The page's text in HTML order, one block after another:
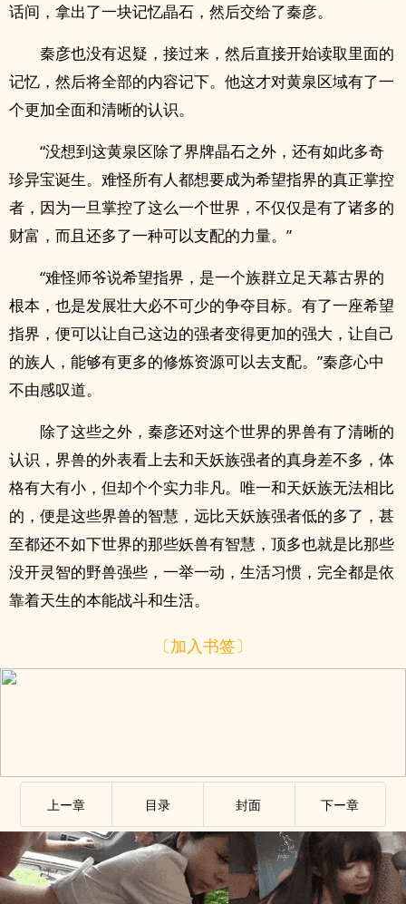
话间，拿出了一块记忆晶石，然后交给了秦彦。
秦彦也没有迟疑，接过来，然后直接开始读取里面的
记忆，然后将全部的内容记下。他这才对黄泉区域有了一
个更加全面和清晰的认识。
“没想到这黄泉区除了界牌晶石之外，还有如此多奇
珍异宝诞生。难怪所有人都想要成为希望指界的真正掌控
者，因为一旦掌控了这么一个世界，不仅仅是有了诸多的
财富，而且还多了一种可以支配的力量。”
“难怪师爷说希望指界，是一个族群立足天幕古界的
根本，也是发展壮大必不可少的争夺目标。有了一座希望
指界，便可以让自己这边的强者变得更加的强大，让自己
的族人，能够有更多的修炼资源可以去支配。”秦彦心中
不由感叹道。
除了这些之外，秦彦还对这个世界的界兽有了清晰的
认识，界兽的外表看上去和天妖族强者的真身差不多，体
格有大有小，但却个个实力非凡。唯一和天妖族无法相比
的，便是这些界兽的智慧，远比天妖族强者低的多了，甚
至都还不如下世界的那些妖兽有智慧，顶多也就是比那些
没开灵智的野兽强些，一举一动，生活习惯，完全都是依
靠着天生的本能战斗和生活。
〔加入书签〕
上ー章 目录 封面 下ー章